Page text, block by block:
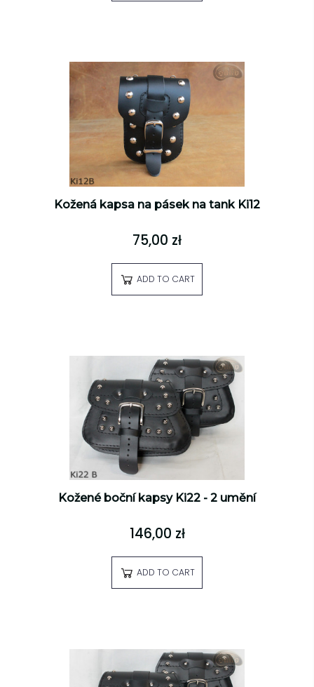
Kožená kapsa na pásek na tank Ki12
75,00 zł
ADD TO CART
Kožené boční kapsy Ki22 - 2 umění
146,00 zł
ADD TO CART